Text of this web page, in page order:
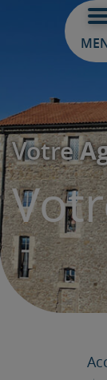
Votre